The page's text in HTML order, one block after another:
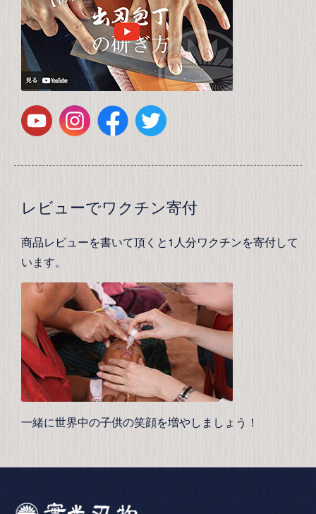
レビューでワクチン寄付
商品レビューを書いて頂くと1人分ワクチンを寄付して
います。
一緒に世界中の子供の笑顔を増やしましょう！